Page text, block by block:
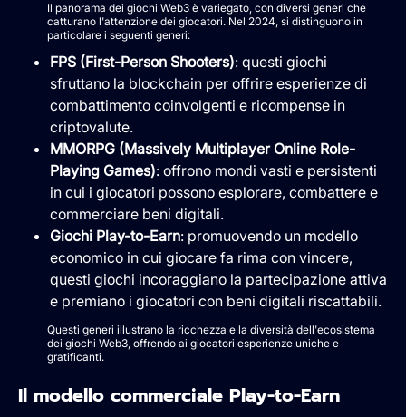
Il panorama dei giochi Web3 è variegato, con diversi generi che
catturano l'attenzione dei giocatori. Nel 2024, si distinguono in
particolare i seguenti generi:
FPS (First-Person Shooters): questi giochi
sfruttano la blockchain per offrire esperienze di
combattimento coinvolgenti e ricompense in
criptovalute.
MMORPG (Massively Multiplayer Online Role-
Playing Games): offrono mondi vasti e persistenti
in cui i giocatori possono esplorare, combattere e
commerciare beni digitali.
Giochi Play-to-Earn: promuovendo un modello
economico in cui giocare fa rima con vincere,
questi giochi incoraggiano la partecipazione attiva
e premiano i giocatori con beni digitali riscattabili.
Questi generi illustrano la ricchezza e la diversità dell'ecosistema
dei giochi Web3, offrendo ai giocatori esperienze uniche e
gratificanti.
Il modello commerciale Play-to-Earn